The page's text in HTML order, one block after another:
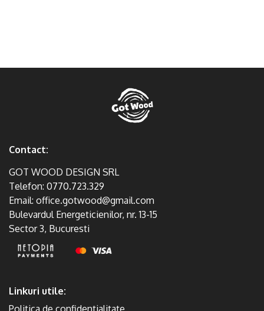
Contact:
GOT WOOD DESIGN SRL
Telefon: 0770.723.329
Email: office.gotwood@gmail.com
Bulevardul Energeticienilor, nr. 13-15
Sector 3, Bucuresti
Linkuri utile: